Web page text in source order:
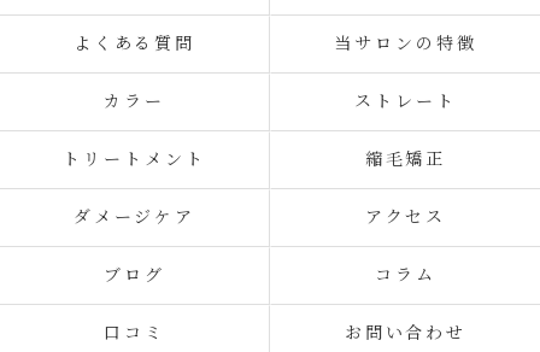
よくある質問 当サロンの特徴
カラー ストレート
トリートメント 縮毛矯正
ダメージケア アクセス
ブログ コラム
口コミ お問い合わせ